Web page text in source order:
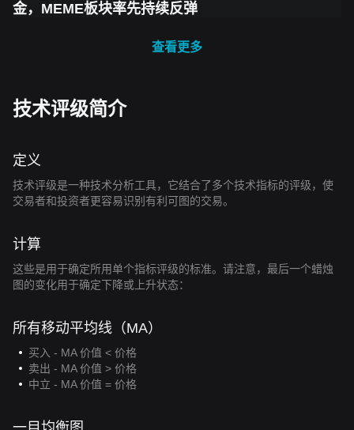
金，MEME板块率先持续反弹
查看更多
技术评级简介
定义
技术评级是一种技术分析工具，它结合了多个技术指标的评级，使
交易者和投资者更容易识别有利可图的交易。
计算
这些是用于确定所用单个指标评级的标准。请注意，最后一个蜡烛
图的变化用于确定下降或上升状态：
所有移动平均线（MA）
买入 - MA 价值 < 价格
卖出 - MA 价值 > 价格
中立 - MA 价值 = 价格